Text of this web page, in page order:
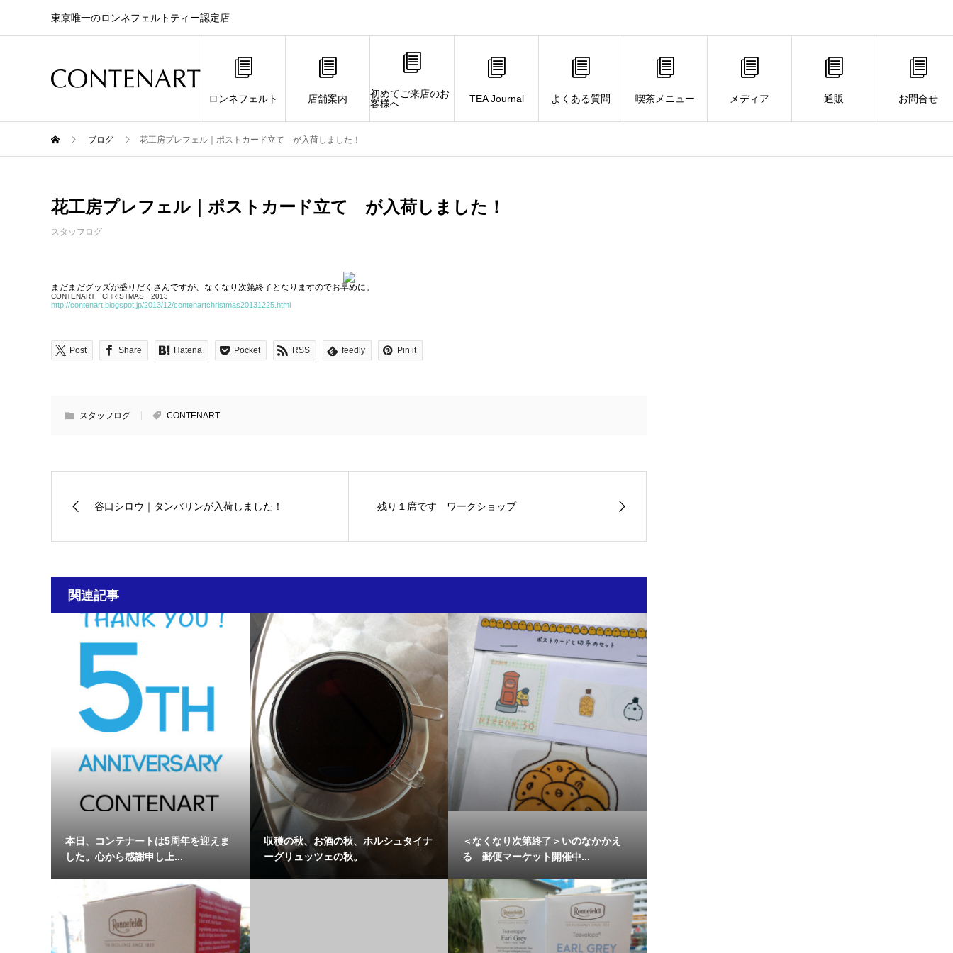
東京唯一のロンネフェルトティー認定店
ロンネフェルト 店舗案内
初めてご来店のお
客様へ
TEA Journal よくある質問 喫茶メニュー メディア 通販 お問合せ
ブログ 花工房プレフェル｜ポストカード立て が入荷しました！
花工房プレフェル｜ポストカード立て が入荷しました！
スタッフログ
まだまだグッズが盛りだくさんですが、なくなり次第終了となりますのでお早めに。
CONTENART CHRISTMAS 2013
http://contenart.blogspot.jp/2013/12/contenartchristmas20131225.html
Post Share Hatena Pocket RSS feedly Pin it
スタッフログ CONTENART
谷口シロウ｜タンバリンが入荷しました！ 残り１席です ワークショップ
関連記事
本日、コンテナートは5周年を迎えま
した。心から感謝申し上...
収穫の秋、お酒の秋、ホルシュタイナ
ーグリュッツェの秋。
＜なくなり次第終了＞いのなかかえ
る 郵便マーケット開催中...